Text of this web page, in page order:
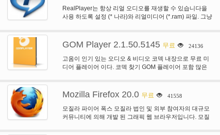
RealPlayer는 항상 리얼 오디오를 재생할 수 있습니다을
사용 하도록 설정 (* 나라)와 리얼미디어 (*.ram) 파일. 그냥
GOM Player 2.1.50.5145 무료 24136
고옴이 인기 있는 오디오 & 비디오 코덱 내장으로 무료 미
디어 플레이어 이다. 코덱 찾기 GOM 플레이어 포함 많은
Mozilla Firefox 20.0 무료 41558
모질라 파이어 폭스 모질라 법인 및 외부 참여자의 대규모
커뮤니티에 의해 개발 된 그래픽 웹 브라우저입니다. 모질